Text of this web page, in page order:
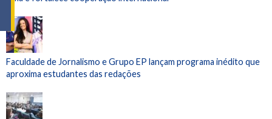
Faculdade de Jornalismo e Grupo EP lançam programa inédito que
aproxima estudantes das redações